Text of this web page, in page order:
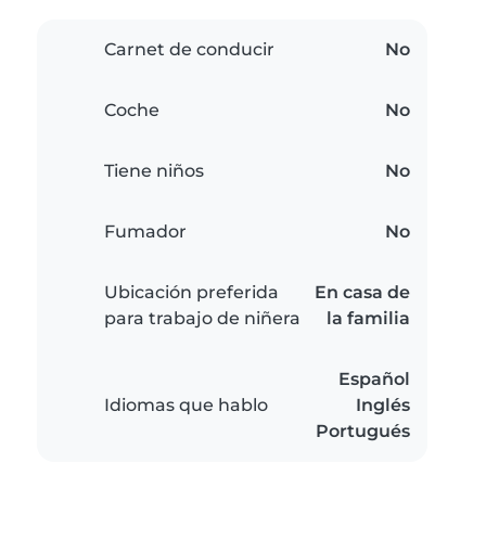
Carnet de conducir No
Coche No
Tiene niños No
Fumador No
Ubicación preferida
para trabajo de niñera
En casa de
la familia
Idiomas que hablo
Español
Inglés
Portugués